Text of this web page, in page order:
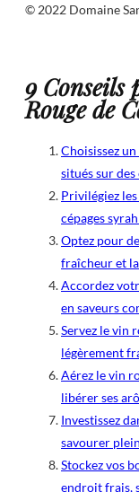
© 2022 Domaine
9 Conseils
Rouge de
Choisissez
situés sur
Privilégiez
cépages
Optez pour
fraîcheur et
Accordez
en saveurs
Servez le vin
légèrement
Aérez le vin
libérer ses
Investissez
savourer
Stockez vos
endroit frais,